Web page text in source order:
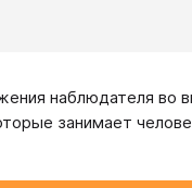
наблюдателя во
занимает